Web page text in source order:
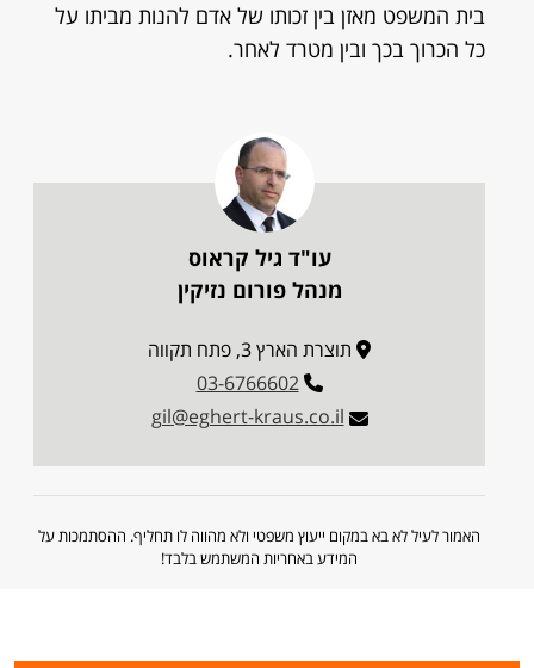
בית המשפט מאזן בין זכותו של אדם להנות מביתו על
כל הכרוך בכך ובין מטרד לאחר.
עו"ד גיל קראוס
מנהל פורום נזיקין
תוצרת הארץ 3, פתח תקווה
03-6766602
gil@eghert-kraus.co.il
האמור לעיל לא בא במקום ייעוץ משפטי ולא מהווה לו תחליף. ההסתמכות על
המידע באחריות המשתמש בלבד!